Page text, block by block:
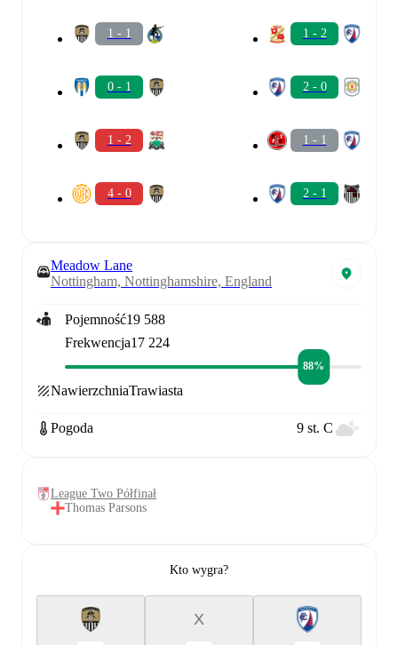
1 - 1
0 - 1
1 - 2
4 - 0
1 - 2
2 - 0
1 - 1
2 - 1
Meadow Lane
Nottingham, Nottinghamshire, England
Pojemność19 588
Frekwencja17 224
88%
NawierzchniaTrawiasta
Pogoda 9 st. C
League Two Półfinał
Thomas Parsons
Kto wygra?
X